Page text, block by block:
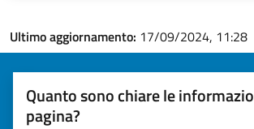
Ultimo aggiornamento: 17/09/2024, 11:28
Quanto sono chiare le
pagina?